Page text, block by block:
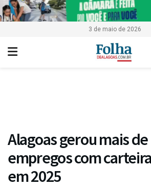
3 de maio de 2026
Alagoas gerou mais
empregos com
em 2025